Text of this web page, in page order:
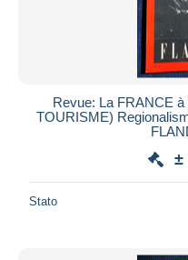
Revue: La FRANCE
TOURISME)
±
Stato